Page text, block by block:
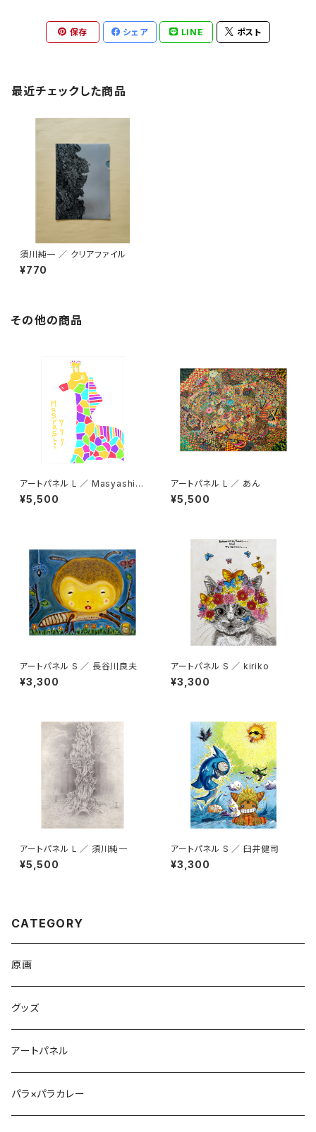
保存 シェア LINE ポスト
最近チェックした商品
須川純一 ／ クリアファイル
¥770
その他の商品
アートパネル L ／ Masyashi7
77
¥5,500
アートパネル L ／ あん
¥5,500
アートパネル S ／ 長谷川良夫
¥3,300
アートパネル S ／ kiriko
¥3,300
アートパネル L ／ 須川純一
¥5,500
アートパネル S ／ 臼井健司
¥3,300
CATEGORY
原画
グッズ
アートパネル
パラ×パラカレー